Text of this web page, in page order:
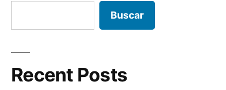
Buscar
Recent Posts